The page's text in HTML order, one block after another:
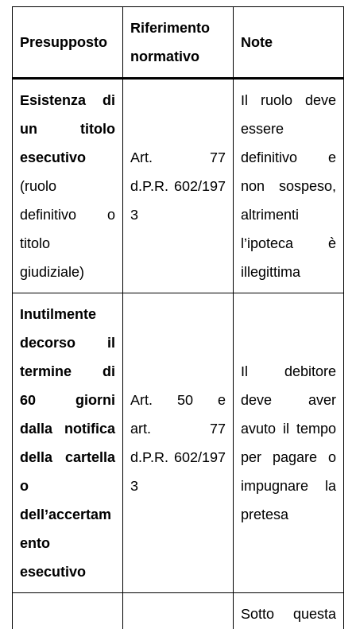
Presupposto
Riferimento
normativo
Note
Esistenza di
un titolo
esecutivo
(ruolo
definitivo o
titolo
giudiziale)
Art. 77
d.P.R. 602/197
3
Il ruolo deve
essere
definitivo e
non sospeso,
altrimenti
l’ipoteca è
illegittima
Inutilmente
decorso il
termine di
60 giorni
dalla notifica
della cartella
o
dell’accertam
ento
esecutivo
Art. 50 e
art. 77
d.P.R. 602/197
3
Il debitore
deve aver
avuto il tempo
per pagare o
impugnare la
pretesa
Sotto questa